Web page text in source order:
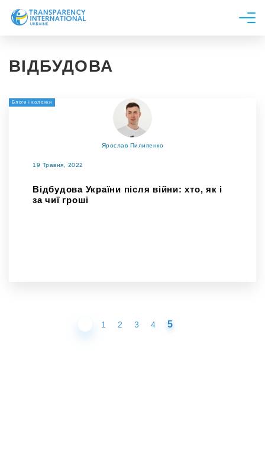
Новини
Напрями роботи
ВІДБУДОВА
Блоги і колонки
Ярослав Пилипенко
19 Травня, 2022
Відбудова України після війни: хто, як і
за чиї гроші
1 2 3 4 5